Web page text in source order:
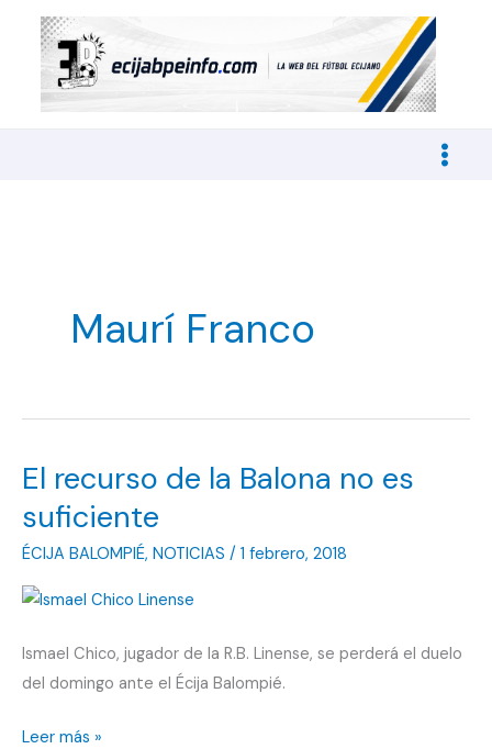
contenido
Maurí Franco
El recurso de la Balona no es
suficiente
ÉCIJA BALOMPIÉ, NOTICIAS / 1 febrero, 2018
Ismael Chico, jugador de la R.B. Linense, se perderá el duelo
del domingo ante el Écija Balompié.
El
Leer más »